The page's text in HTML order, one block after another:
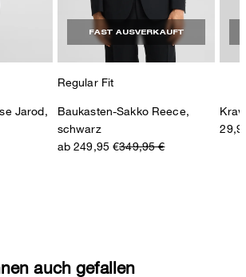
Jarod,
FAST AUSVERKAUFT
Regular Fit
Baukasten-Sakko Reece,
schwarz
ab 249,95 €349,95 €
auch gefallen